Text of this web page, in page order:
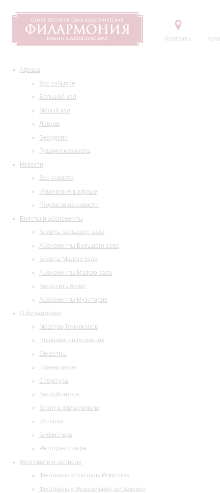
Контакты
Афиша
Все события
Большой зал
Малый зал
Лекции
Экскурсии
Пушкинская карта
Новости
Все новости
Изменения в афише
Подписка на новости
Билеты и абонементы
Билеты Большого зала
Абонементы Большого зала
Билеты Малого зала
Абонементы Малого зала
Как купить билет
Абонементы Музитория
О филармонии
Маэстро Темирканов
Правовая информация
Оркестры
Планы залов
Структура
Как добраться
Визит в филармонию
История
Библиотека
Ресторан и кафе
Фестивали и гастроли
Фестиваль «Площадь Искусств»
Фестиваль «Музыкальная коллекция»